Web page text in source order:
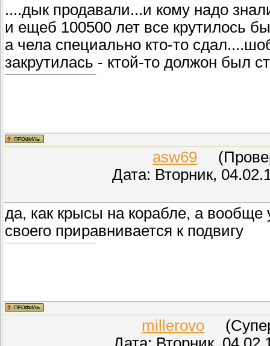
....дык продавали...и кому надо
и ещеб 100500 лет все крутилось
а чела специально кто-то
закрутилась - ктой-то должон был
asw69
Дата: Вторник,
да, как крысы на корабле, а вообще
своего приравнивается к подвигу
millerovo